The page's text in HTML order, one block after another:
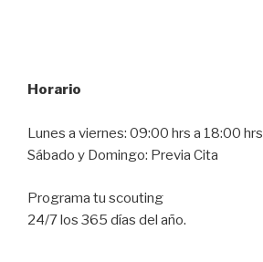
Horario
Lunes a viernes: 09:00 hrs a 18:00 hrs
Sábado y Domingo: Previa Cita
Programa tu scouting
24/7 los 365 días del año.